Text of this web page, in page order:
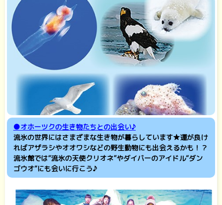
●オホーツクの生き物たちとの出会い♪
流氷の世界にはさまざまな生き物が暮らしています★運が良け
ればアザラシやオオワシなどの野生動物にも出会えるかも！？
流氷館では“流氷の天使クリオネ”やダイバーのアイドル“ダン
ゴウオ”にも会いに行こう♪